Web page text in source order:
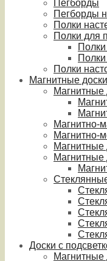
Пегборды
Пегборды
Полки
Полки для
Полки
Магнитные доски
Магнитные
Магнитно-
Магнитно-
Магнитные
Магнитные
Доски с
Магнитные